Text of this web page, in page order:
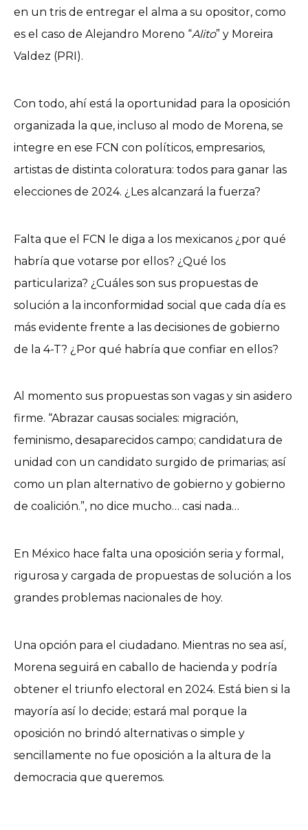
en un tris de entregar el alma a su opositor, como
es el caso de Alejandro Moreno “Alito” y Moreira
Valdez (PRI).
Con todo, ahí está la oportunidad para la oposición
organizada la que, incluso al modo de Morena, se
integre en ese FCN con políticos, empresarios,
artistas de distinta coloratura: todos para ganar las
elecciones de 2024. ¿Les alcanzará la fuerza?
Falta que el FCN le diga a los mexicanos ¿por qué
habría que votarse por ellos? ¿Qué los
particulariza? ¿Cuáles son sus propuestas de
solución a la inconformidad social que cada día es
más evidente frente a las decisiones de gobierno
de la 4-T? ¿Por qué habría que confiar en ellos?
Al momento sus propuestas son vagas y sin asidero
firme. “Abrazar causas sociales: migración,
feminismo, desaparecidos campo; candidatura de
unidad con un candidato surgido de primarias; así
como un plan alternativo de gobierno y gobierno
de coalición.”, no dice mucho… casi nada…
En México hace falta una oposición seria y formal,
rigurosa y cargada de propuestas de solución a los
grandes problemas nacionales de hoy.
Una opción para el ciudadano. Mientras no sea así,
Morena seguirá en caballo de hacienda y podría
obtener el triunfo electoral en 2024. Está bien si la
mayoría así lo decide; estará mal porque la
oposición no brindó alternativas o simple y
sencillamente no fue oposición a la altura de la
democracia que queremos.